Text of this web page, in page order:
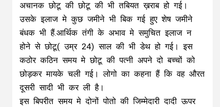
अचानक छोटू की छोटू की भी तबियत ख़राब हो गई।
उसके इलाज मे कुछ जमीने भी बिक गई हुए शेष जमीने
बंधक भी हैं.आर्थिक तंगी के अभाव मे समुचित इलाज न
होने से छोटू( उम्र 24) साल की भी डेथ हो गई। इस
कठोर कठिन समय मे छोटू की पत्नी अपने दो बच्चों को
छोड़कर मायके चली गई। लोगो का कहना हैं कि वह औरत
दूसरी सादी भी कर ली है।
इस बिपरीत समय मे दोनों पोतो की जिम्मेदारी दादी ऊपर